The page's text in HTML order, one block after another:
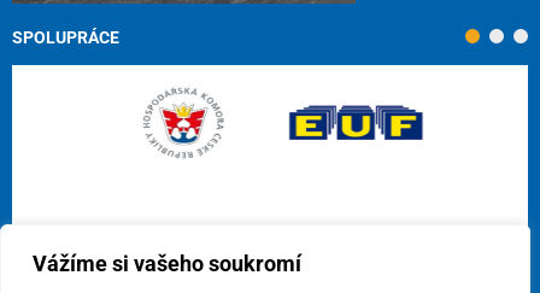
Vážíme si vašeho soukromí
SPOLUPRÁCE